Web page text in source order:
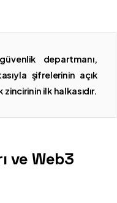
departmanı,
şifrelerinin açık
ilk halkasıdır.
ve Web3